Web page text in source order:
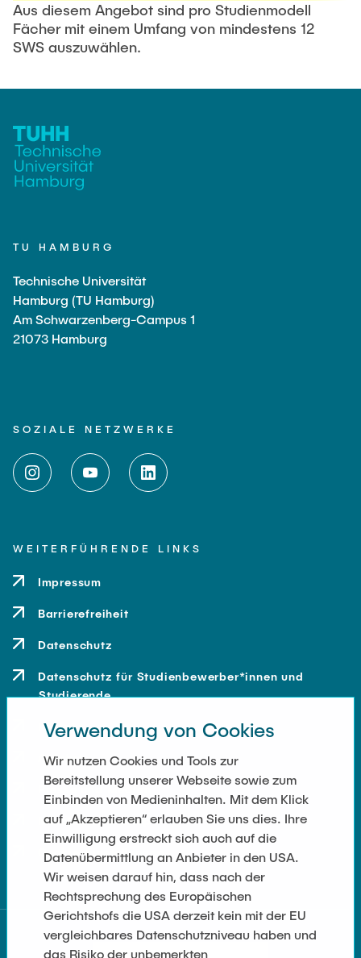
Aus diesem Angebot sind pro Studienmodell
Fächer mit einem Umfang von mindestens 12
SWS auszuwählen.
TU HAMBURG
Technische Universität
Hamburg (TU Hamburg)
Am Schwarzenberg-Campus 1
21073 Hamburg
SOZIALE NETZWERKE
WEITERFÜHRENDE LINKS
Impressum
Barrierefreiheit
Datenschutz
Datenschutz für Studienbewerber*innen und
Studierende
Kontakt
Anfahrt
Presse und Medien
Merchandise-Shop
Cookie-Einstellungen
Verwendung von Cookies
Wir nutzen Cookies und Tools zur
Bereitstellung unserer Webseite sowie zum
Einbinden von Medieninhalten. Mit dem Klick
auf „Akzeptieren“ erlauben Sie uns dies. Ihre
Einwilligung erstreckt sich auch auf die
Datenübermittlung an Anbieter in den USA.
Wir weisen darauf hin, dass nach der
Rechtsprechung des Europäischen
Gerichtshofs die USA derzeit kein mit der EU
vergleichbares Datenschutzniveau haben und
das Risiko der unbemerkten